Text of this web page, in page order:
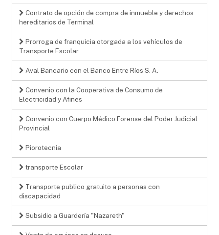
Contrato de opción de compra de inmueble y derechos
hereditarios de Terminal
Prorroga de franquicia otorgada a los vehículos de
Transporte Escolar
Aval Bancario con el Banco Entre Ríos S. A.
Convenio con la Cooperativa de Consumo de
Electricidad y Afines
Convenio con Cuerpo Médico Forense del Poder Judicial
Provincial
Piorotecnia
transporte Escolar
Transporte publico gratuito a personas con
discapacidad
Subsidio a Guardería "Nazareth"